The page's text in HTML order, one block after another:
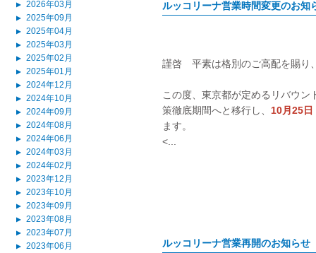
▲ 2026年03月
▲ 2025年09月
▲ 2025年04月
▲ 2025年03月
▲ 2025年02月
▲ 2025年01月
▲ 2024年12月
▲ 2024年10月
▲ 2024年09月
▲ 2024年08月
▲ 2024年06月
▲ 2024年03月
▲ 2024年02月
▲ 2023年12月
▲ 2023年10月
▲ 2023年09月
▲ 2023年08月
▲ 2023年07月
▲ 2023年06月
ルッコリーナ営業時間変更のお知
謹啓 平素は格別のご高配を賜り
この度、東京都が定めるリバウ
策徹底期間へと移行し、 10月25日
ます。
<...
ルッコリーナ営業再開のお知らせ